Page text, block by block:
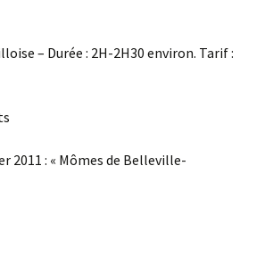
– Durée : 2H-2H30 environ. Tarif :
2011 : « Mômes de Belleville-